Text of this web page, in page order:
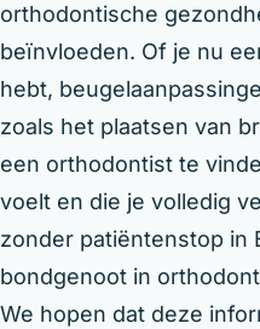
orthodontische
beïnvloeden. Of je nu
hebt,
zoals het plaatsen van
een orthodontist te
voelt en die je volledig
zonder patiëntenstop in
bondgenoot in
We hopen dat deze